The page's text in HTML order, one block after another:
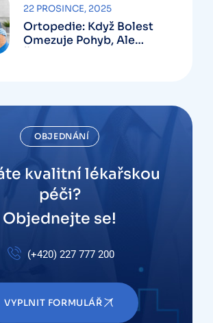
Ortopedie: Když Bolest
Omezuje Pohyb, Ale
22 PROSINCE, 2025
OBJEDNÁNÍ
kvalitní lékařskou
péči?
Objednejte se!
(+420) 227 777 200
VYPLNIT FORMULÁŘ